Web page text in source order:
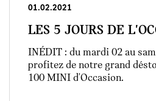
01.02.2021
LES 5 JOURS DE
INÉDIT : du mardi 02 au
profitez de notre grand
100 MINI d'Occasion.